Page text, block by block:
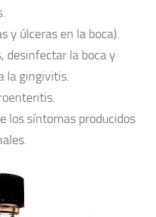
y úlceras en la boca).
desinfectar la boca y
la gingivitis.
los síntomas producidos